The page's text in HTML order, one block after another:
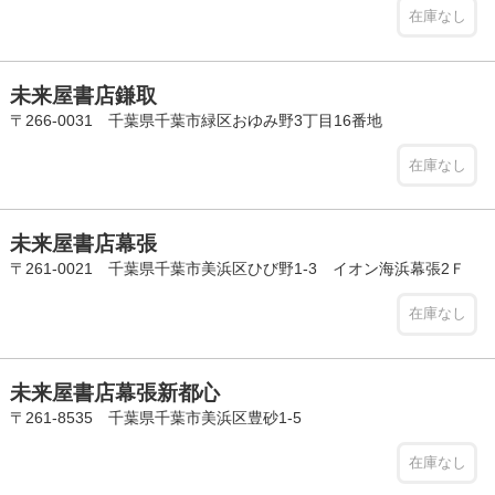
在庫なし
未来屋書店鎌取
〒266-0031 千葉県千葉市緑区おゆみ野3丁目16番地
在庫なし
未来屋書店幕張
〒261-0021 千葉県千葉市美浜区ひび野1-3 イオン海浜幕張2Ｆ
在庫なし
未来屋書店幕張新都心
〒261-8535 千葉県千葉市美浜区豊砂1-5
在庫なし